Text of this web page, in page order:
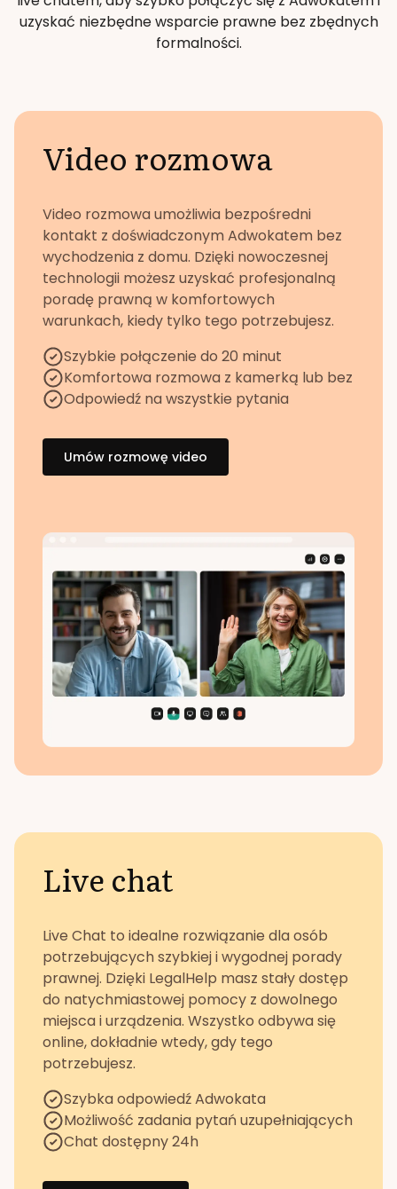
uzyskać niezbędne wsparcie prawne bez zbędnych
formalności.
Video rozmowa
Video rozmowa umożliwia bezpośredni
kontakt z doświadczonym Adwokatem bez
wychodzenia z domu. Dzięki nowoczesnej
technologii możesz uzyskać profesjonalną
poradę prawną w komfortowych
warunkach, kiedy tylko tego potrzebujesz.
Szybkie połączenie do 20 minut
Komfortowa rozmowa z kamerką lub bez
Odpowiedź na wszystkie pytania
Umów rozmowę video
Live chat
Live Chat to idealne rozwiązanie dla osób
potrzebujących szybkiej i wygodnej porady
prawnej. Dzięki LegalHelp masz stały dostęp
do natychmiastowej pomocy z dowolnego
miejsca i urządzenia. Wszystko odbywa się
online, dokładnie wtedy, gdy tego
potrzebujesz.
Szybka odpowiedź Adwokata
Możliwość zadania pytań uzupełniających
Chat dostępny 24h